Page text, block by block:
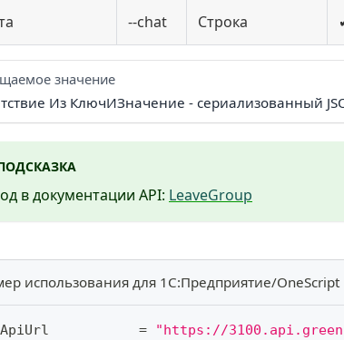
--chat Строка
значение
Из КлючИЗначение - сериализованный
в документации API: LeaveGroup
использования для 1С:Предприятие/OneScript
ApiUrl
= "https://